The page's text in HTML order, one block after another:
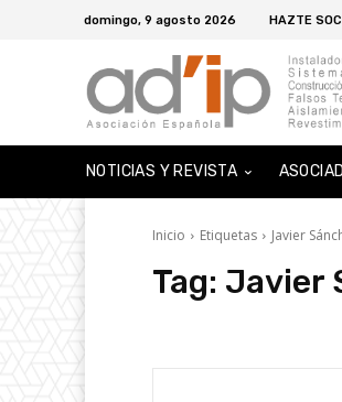
domingo, 9 agosto 2026 HAZTE
NOTICIAS Y REVISTA
Inicio Etiquetas Javier
Tag: Javier